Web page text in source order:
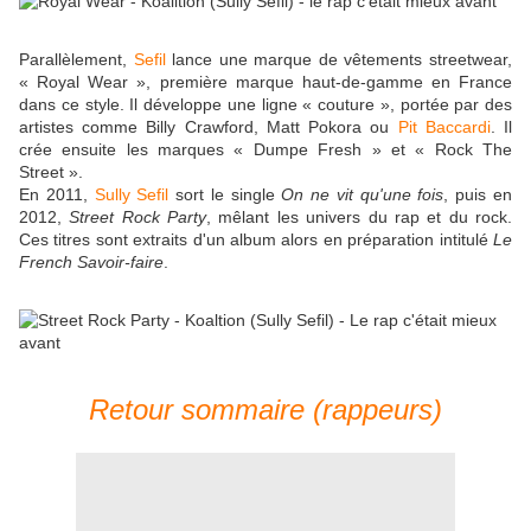
Parallèlement, Sefillance une marque de vêtements streetwear,
« Royal Wear », première marque haut-de-gamme en France
dans ce style. Il développe une ligne « couture », portée par des
artistes comme Billy Crawford, Matt Pokora ou Pit Baccardi. Il
crée ensuite les marques « Dumpe Fresh » et « Rock The
Street ».
En 2011, Sully Sefil sort le singleOn ne vit qu'une fois , puis en
2012,Street Rock Party, mêlant les univers du rap et du rock.
Ces titres sont extraits d'un album alors en préparation intitulé Le
French Savoir-faire
Retour sommaire (rappeurs)